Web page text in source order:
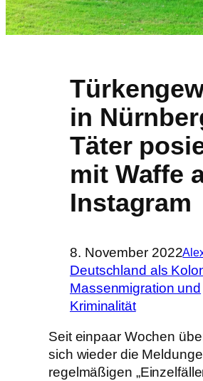
in
Täter
mit Waffe
Instagram
8. November 2022
Deutschland als
Massenmigration und
Kriminalität
Seit einpaar Wochen
sich wieder die
regelmäßigen